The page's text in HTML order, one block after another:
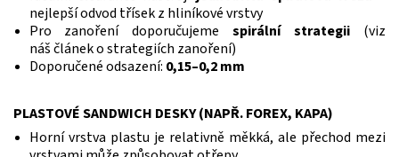
nejlepší odvod třísek z hliníkové vrstvy
Pro zanoření doporučujemespirální strategii (viz
náščlánek o strategiích zanoření)
Doporučené odsazení: 0,15–0,2 mm
PLASTOVÉ SANDWICH DESKY (NAPŘ. FOREX, KAPA)
Horní vrstva plastu je relativně měkká, ale přechod mezi